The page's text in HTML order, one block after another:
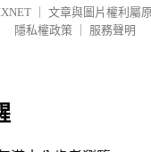
文章與圖片權利屬
隱私權政策
服務聲明